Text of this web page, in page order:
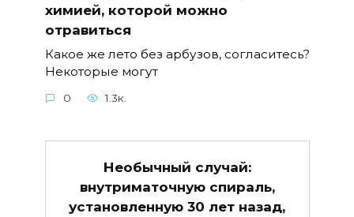
химией, которой можно
отравиться
Какое же лето без арбузов, согласитесь?
Некоторые могут
0 1.3к.
Необычный случай:
внутриматочную спираль,
установленную 30 лет назад,